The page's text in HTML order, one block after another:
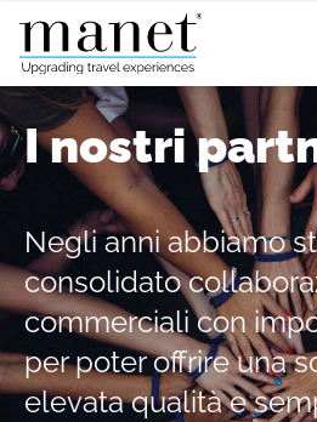
I nostri
Negli anni abbiamo
consolidato
commerciali con
per poter offrire una
elevata qualità e